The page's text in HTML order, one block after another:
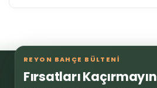
REYON BAHÇE BÜLTENİ
Fırsatları Kaçırmayın